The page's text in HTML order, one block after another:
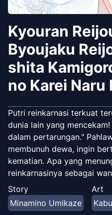
Kyouran
Byoujaku
shita
no Karei
Putri reinkarnasi terkuat
dunia lain yang
dalam pertarungan."
membunuh dewa, ingin
kematian. Apa yang
reinkarnasinya sebagai
sakitan. Di dunia masa
Liston yang cantik namun
kehidupan keduanya, dia
Story
Minamino Umikaze
Art